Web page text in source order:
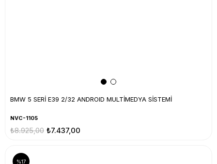
BMW 5 SERİ E39 2/32 ANDROID MULTİMEDYA SİSTEMİ
NVC-1105
₺7.437,00
₺8.925,00
%17